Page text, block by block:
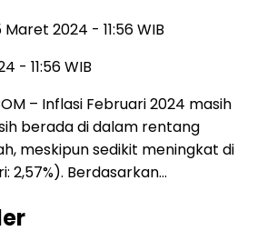
Maret 2024 - 11:56 WIB
- 11:56 WIB
– Inflasi Februari 2024 masih
berada di dalam rentang
meskipun sedikit meningkat di
2,57%). Berdasarkan…